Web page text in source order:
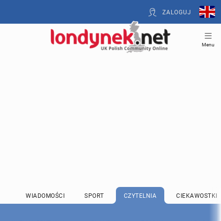
ZALOGUJ
Menu
WIADOMOŚCI SPORT CZYTELNIA CIEKAWOSTKI